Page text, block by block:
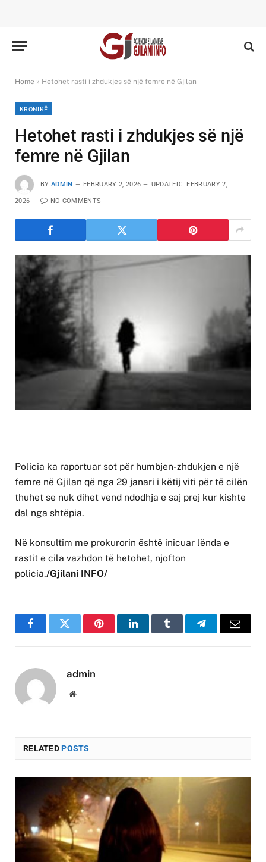
Home » Hetohet rasti i zhdukjes së një femre në Gjilan
KRONIKË
Hetohet rasti i zhdukjes së një
femre në Gjilan
BY ADMIN FEBRUARY 2, 2026 UPDATED: FEBRUARY 2,
2026 NO COMMENTS
Policia ka raportuar sot për humbjen-zhdukjen e një
femre në Gjilan që nga 29 janari i këtij viti për të cilën
thuhet se nuk dihet vend ndodhja e saj prej kur kishte
dal nga shtëpia.
Në konsultim me prokurorin është inicuar lënda e
rastit e cila vazhdon të hetohet, njofton
policia./Gjilani INFO/
FacebookTwitter PinterestLinkedInTumblr TelegramEmail
admin
Website
RELATEDPOSTS